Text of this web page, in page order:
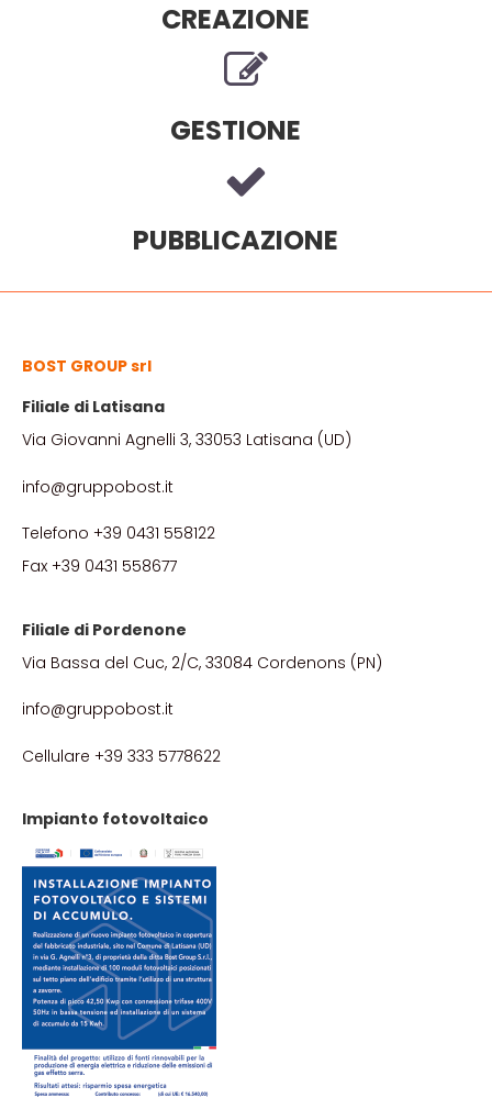
CREAZIONE
GESTIONE
PUBBLICAZIONE
BOST GROUP srl
Filiale di Latisana
Via Giovanni Agnelli 3, 33053 Latisana (UD)
info@gruppobost.it
Telefono +39 0431 558122
Fax +39 0431 558677
Filiale di Pordenone
Via Bassa del Cuc, 2/C, 33084 Cordenons (PN)
info@gruppobost.it
Cellulare +39 333 5778622
Impianto fotovoltaico